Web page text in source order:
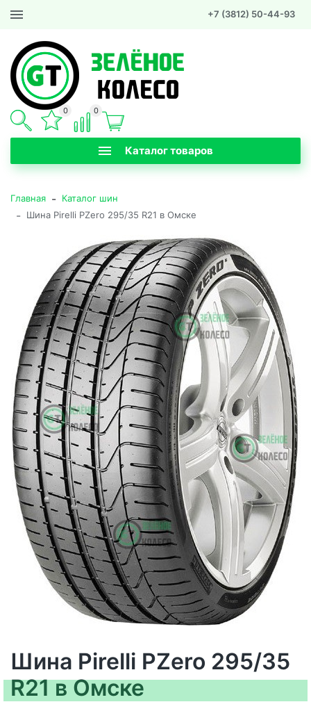
+7 (3812) 50-44-93
Каталог товаров
0 0
Главная - Каталог шин
- Шина Pirelli PZero 295/35 R21 в Омске
Шина Pirelli PZero 295/35
R21 в Омске